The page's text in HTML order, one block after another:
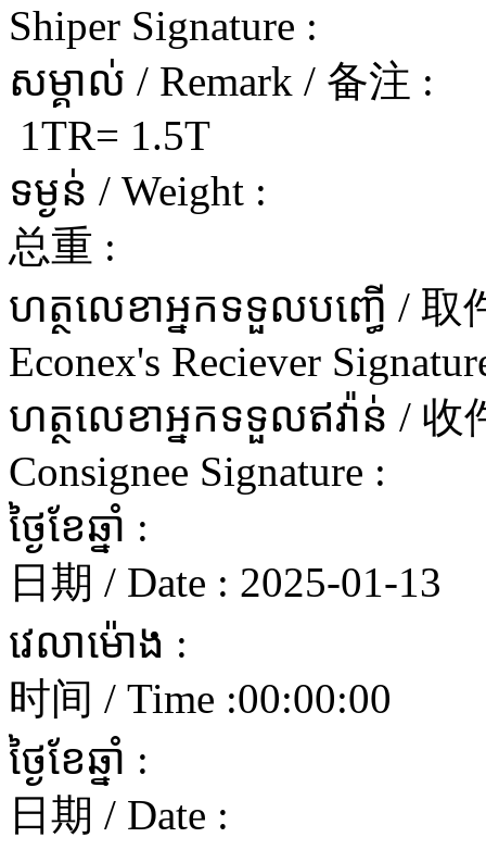
Shiper Signature :
សម្គាល់ / Remark / 备注 :
1TR= 1.5T
ទម្ងន់ / Weight :
总重 :
ហត្ថលេខាអ្នកទទួលបញ្ធើ / 取
Econex's Reciever
ហត្ថលេខាអ្នកទទួលឥវ៉ាន់ /
Consignee Signature :
ថ្ងៃខែឆ្នាំ :
日期 / Date : 2025-01-13
វេលាម៉ោង :
时间 / Time :00:00:00
ថ្ងៃខែឆ្នាំ :
日期 / Date :